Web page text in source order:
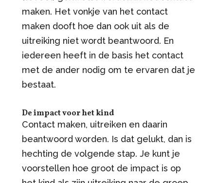
maken. Het vonkje van het contact
maken dooft hoe dan ook uit als de
uitreiking niet wordt beantwoord. En
iedereen heeft in de basis het contact
met de ander nodig om te ervaren dat je
bestaat.
De impact voor het kind
Contact maken, uitreiken en daarin
beantwoord worden. Is dat gelukt, dan is
hechting de volgende stap. Je kunt je
voorstellen hoe groot de impact is op